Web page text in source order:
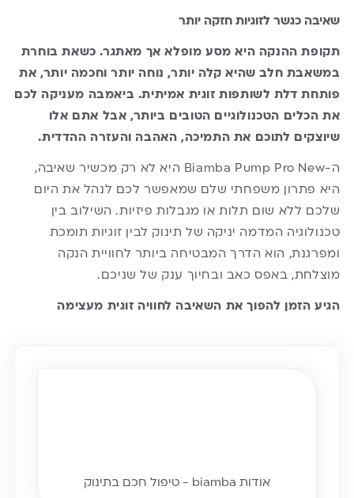
שאיבה כגשר לזוגיות חזקה יותר
תקופת ההנקה היא מסע מופלא אך מאתגר. כשאת בוחרת
במשאבת חלב שהיא קלה יותר, נוחה יותר וחכמה יותר, את
פותחת דלת לשותפות זוגית אמיתית. ביאמבה מעניקה לכם
את הכלים הטכנולוגיים הטובים ביותר, אבל אתם אלו
שיוצקים לתוכם את התמיכה, האהבה והעזרה ההדדית.
ה-Biamba Pump Pro New היא לא רק מכשיר שאיבה,
היא פתרון משפחתי שלם שמאפשר לכם לנהל את היום
שלכם ללא שום תלות או מגבלות פיזיות. השילוב בין
טכנולוגיה המדמה יניקה של תינוק לבין זוגיות תומכת
ומפרגנת, הוא הדרך המבטיחה ביותר לחוויית הנקה
מוצלחת, באפס כאב ובחיוך ענק של שניכם.
הגיע הזמן להפוך את השאיבה לחוויה זוגית מעצימה
אודות biamba - טיפול חכם בתינוק